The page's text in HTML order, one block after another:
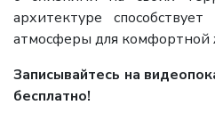
архитектуре
атмосферы для комфортной
Записывайтесь на
бесплатно!